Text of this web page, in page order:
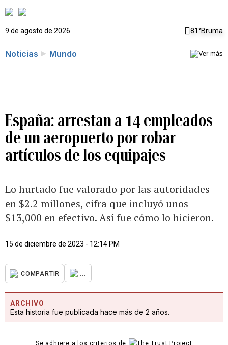
9 de agosto de 2026 81°Bruma
Noticias Mundo
España: arrestan a 14 empleados
de un aeropuerto por robar
artículos de los equipajes
Lo hurtado fue valorado por las autoridades
en $2.2 millones, cifra que incluyó unos
$13,000 en efectivo. Así fue cómo lo hicieron.
15 de diciembre de 2023 - 12:14 PM
COMPARTIR ...
ARCHIVO
Esta historia fue publicada hace más de 2 años.
Se adhiere a los criterios de